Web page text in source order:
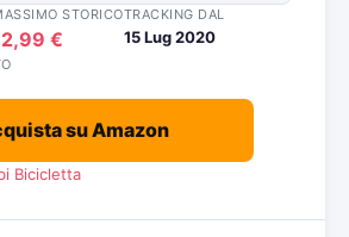
STORICO
€
TRACKING DAL
15 Lug 2020
su Amazon
Bicicletta